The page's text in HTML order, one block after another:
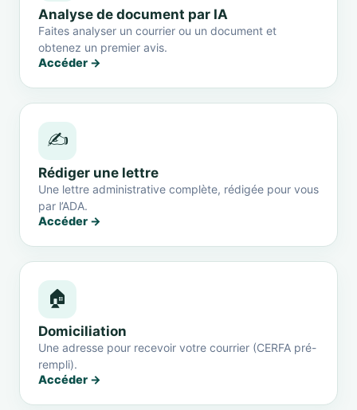
Analyse de document par IA
Faites analyser un courrier ou un document et
obtenez un premier avis.
Accéder →
✍️
Rédiger une lettre
Une lettre administrative complète, rédigée pour vous
par l’ADA.
Accéder →
🏠
Domiciliation
Une adresse pour recevoir votre courrier (CERFA pré-
rempli).
Accéder →